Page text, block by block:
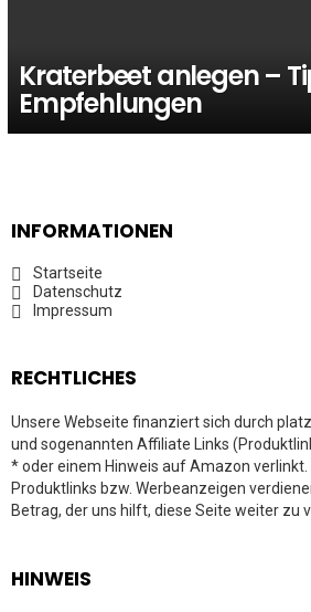
Kraterbeet anlegen –
Empfehlungen
INFORMATIONEN
Startseite
Datenschutz
Impressum
RECHTLICHES
Unsere Webseite finanziert sich durch
und sogenannten Affiliate Links
* oder einem Hinweis auf Amazon verlinkt.
Produktlinks bzw. Werbeanzeigen
Betrag, der uns hilft, diese Seite weiter zu
HINWEIS